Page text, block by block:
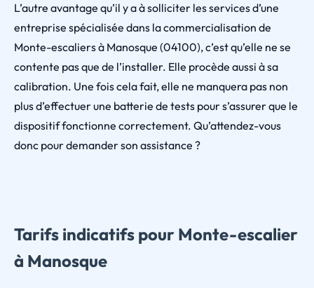
L’autre avantage qu’il y a à solliciter les services d’une
entreprise spécialisée dans la commercialisation de
Monte-escaliers à Manosque (04100), c’est qu’elle ne se
contente pas que de l’installer. Elle procède aussi à sa
calibration. Une fois cela fait, elle ne manquera pas non
plus d’effectuer une batterie de tests pour s’assurer que le
dispositif fonctionne correctement. Qu’attendez-vous
donc pour demander son assistance ?
Tarifs indicatifs pour Monte-escalier
à Manosque